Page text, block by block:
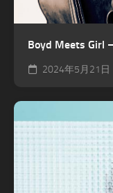
Boyd Meets Girl
2024年5月21日